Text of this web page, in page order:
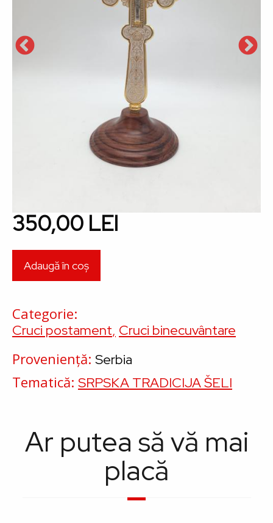
350,00 LEI
Categorie
Cruci postament Cruci binecuvântare
Proveniență Serbia
Tematică SRPSKA TRADICIJA ŠELI
Ar putea să vă mai
placă